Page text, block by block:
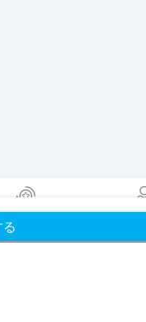
リワード